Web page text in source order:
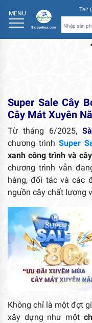
MENU Tel:
Super Sale Cây
Cây Mát Xuyên
Từ tháng 6/2025,
chương trình Super
xanh công trình và
chương trình vẫn
hàng, đối tác và các
nguồn cây chất lượng
Không chỉ là một đợt
xây dựng như một